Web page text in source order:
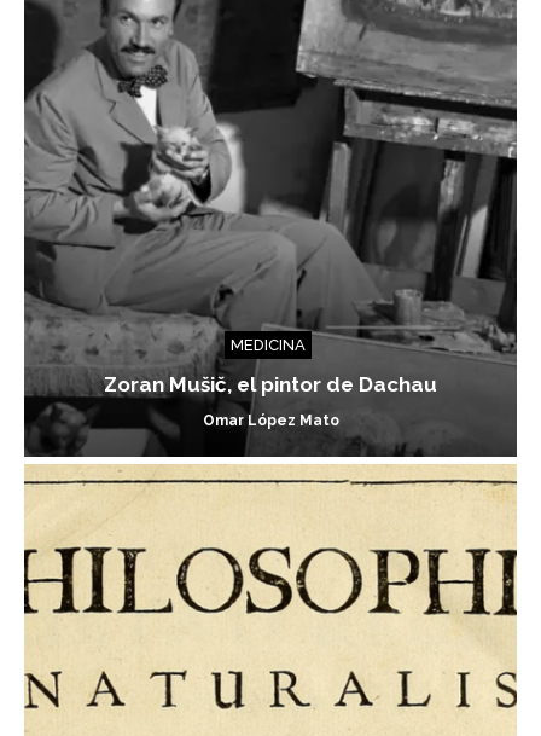
MEDICINA
Zoran Mušič, el pintor de Dachau
Omar López Mato